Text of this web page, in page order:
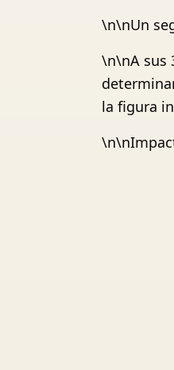
\n\nUn
\n\nA sus
la figura